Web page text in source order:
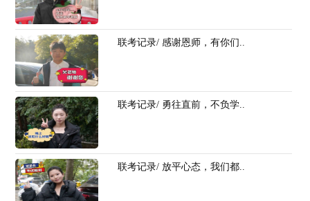
联考记录/ 感谢恩师，有你们..
联考记录/ 勇往直前，不负学..
联考记录/ 放平心态，我们都..